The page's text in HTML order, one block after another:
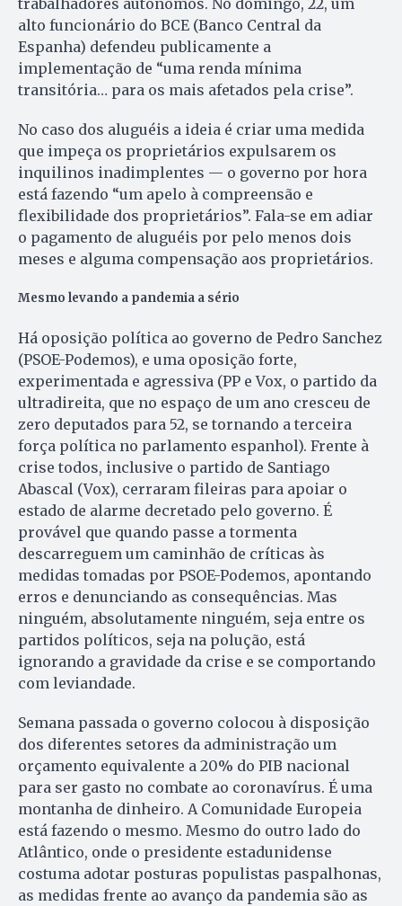
trabalhadores autônomos. No domingo, 22, um
alto funcionário do BCE (Banco Central da
Espanha) defendeu publicamente a
implementação de “uma renda mínima
transitória… para os mais afetados pela crise”.
No caso dos aluguéis a ideia é criar uma medida
que impeça os proprietários expulsarem os
inquilinos inadimplentes — o governo por hora
está fazendo “um apelo à compreensão e
flexibilidade dos proprietários”. Fala-se em adiar
o pagamento de aluguéis por pelo menos dois
meses e alguma compensação aos proprietários.
Mesmo levando a pandemia a sério
Há oposição política ao governo de Pedro Sanchez
(PSOE-Podemos), e uma oposição forte,
experimentada e agressiva (PP e Vox, o partido da
ultradireita, que no espaço de um ano cresceu de
zero deputados para 52, se tornando a terceira
força política no parlamento espanhol). Frente à
crise todos, inclusive o partido de Santiago
Abascal (Vox), cerraram fileiras para apoiar o
estado de alarme decretado pelo governo. É
provável que quando passe a tormenta
descarreguem um caminhão de críticas às
medidas tomadas por PSOE-Podemos, apontando
erros e denunciando as consequências. Mas
ninguém, absolutamente ninguém, seja entre os
partidos políticos, seja na polução, está
ignorando a gravidade da crise e se comportando
com leviandade.
Semana passada o governo colocou à disposição
dos diferentes setores da administração um
orçamento equivalente a 20% do PIB nacional
para ser gasto no combate ao coronavírus. É uma
montanha de dinheiro. A Comunidade Europeia
está fazendo o mesmo. Mesmo do outro lado do
Atlântico, onde o presidente estadunidense
costuma adotar posturas populistas paspalhonas,
as medidas frente ao avanço da pandemia são as